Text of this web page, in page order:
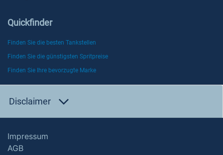
Quickfinder
Finden Sie die besten Tankstellen
Finden Sie die günstigsten Spritpreise
Finden Sie Ihre bevorzugte Marke
Disclaimer
Impressum
AGB